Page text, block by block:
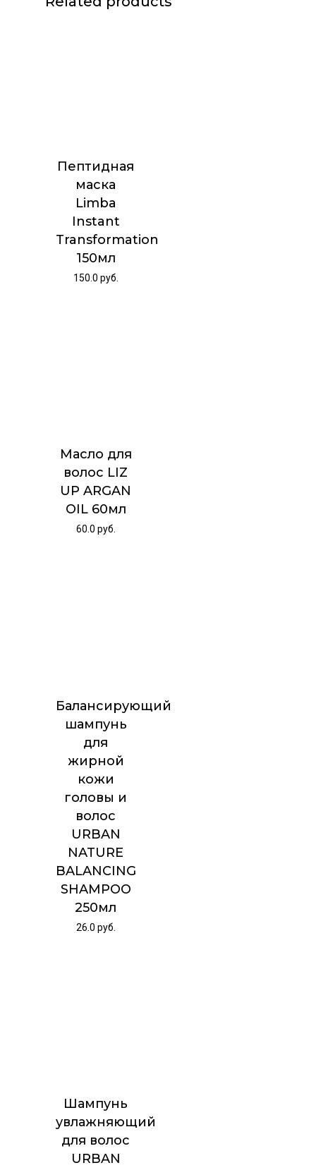
Пептидная
маска
Limba
Instant
Transformation
150мл
150.0 руб.
Масло для
волос LIZ
UP ARGAN
OIL 60мл
60.0 руб.
Балансирующий
шампунь
для
жирной
кожи
головы и
волос
URBAN
NATURE
BALANCING
SHAMPOO
250мл
26.0 руб.
Шампунь
увлажняющий
для волос
URBAN